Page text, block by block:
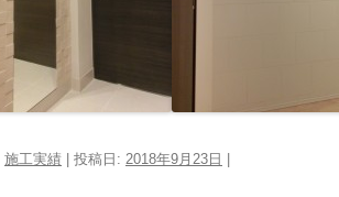
施工実績 | 投稿日: 2018年9月23日